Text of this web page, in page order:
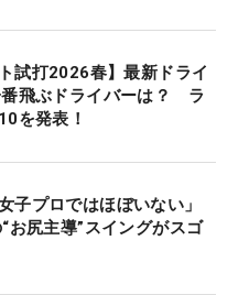
試打2026春】最新ドライ
飛ぶドライバーは？ ラ
を発表！
子プロではほぼいない」
尻主導”スイングがスゴ